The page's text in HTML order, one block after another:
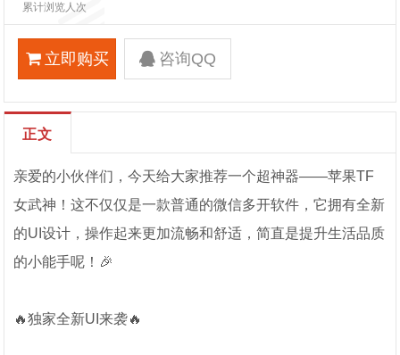
累计浏览人次
立即购买 咨询QQ
正文
亲爱的小伙伴们，今天给大家推荐一个超神器——苹果TF
女武神！这不仅仅是一款普通的微信多开软件，它拥有全新
的UI设计，操作起来更加流畅和舒适，简直是提升生活品质
的小能手呢！🎉
🔥独家全新UI来袭🔥